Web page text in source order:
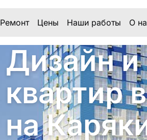
Ремонт Цены Наши работы О
Дизайн
квартир
на